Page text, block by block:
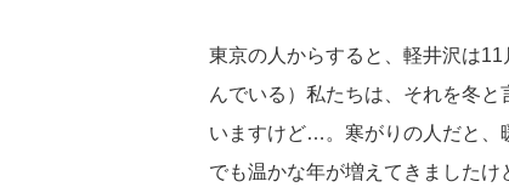
東京の人からすると、軽井沢は
んでいる）私たちは、それを冬
いますけど…。寒がりの人だと、
でも温かな年が増えてきましたけ